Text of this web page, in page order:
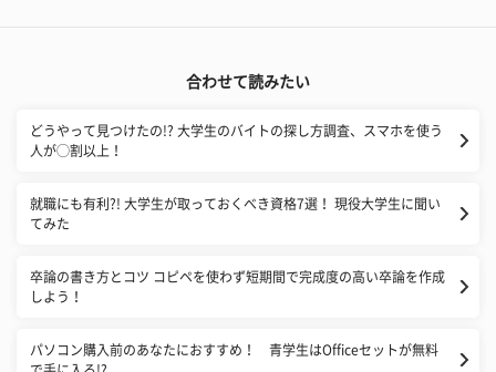
合わせて読みたい
どうやって見つけたの!? 大学生のバイトの探し方調査、スマホを使う
人が◯割以上！
就職にも有利?! 大学生が取っておくべき資格7選！ 現役大学生に聞い
てみた
卒論の書き方とコツ コピペを使わず短期間で完成度の高い卒論を作成
しよう！
パソコン購入前のあなたにおすすめ！ 青学生はOfficeセットが無料